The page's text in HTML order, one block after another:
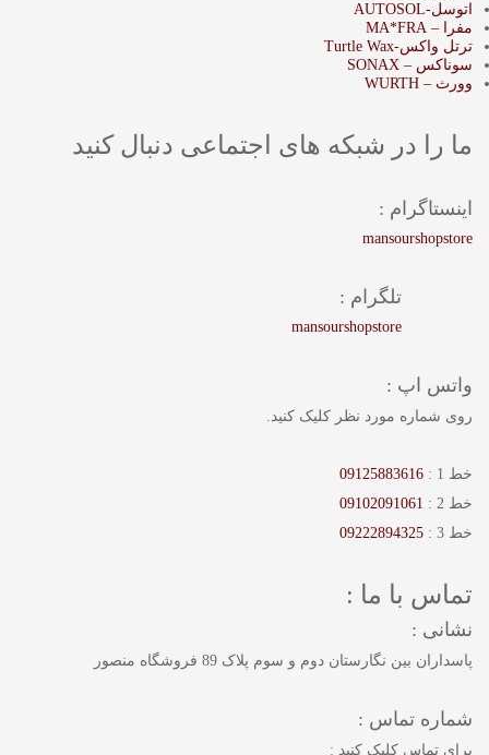
اتوسل-AUTOSOL
مفرا – MA*FRA
ترتل واکس-Turtle Wax
سوناکس – SONAX
وورث – WURTH
ما را در شبکه های اجتماعی دنبال کنید
اینستاگرام :
mansourshopstore
تلگرام :
mansourshopstore
واتس اپ :
روی شماره مورد نظر کلیک کنید.
خط 1 :
09125883616
خط 2 :
09102091061
خط 3 :
09222894325
تماس با ما :
نشانی :
پاسداران بین نگارستان دوم و سوم پلاک 89 فروشگاه منصور
شماره تماس :
برای تماس کلیک کنید :